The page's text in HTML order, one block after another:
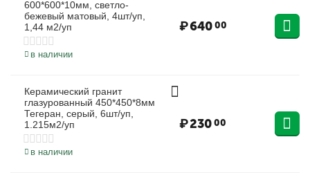
600*600*10мм, светло-
бежевый матовый, 4шт/уп,
1,44 м2/уп
в наличии
₽64000
Керамический гранит
глазурованный 450*450*8мм
Тегеран, серый, 6шт/уп,
1.215м2/уп
в наличии
₽23000